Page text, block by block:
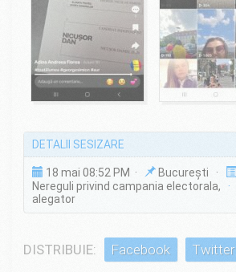
DETALII SESIZARE
18 mai 08:52 PM · București ·
Nereguli privind campania electorala,
·
alegator
DISTRIBUIE: Facebook Twitter